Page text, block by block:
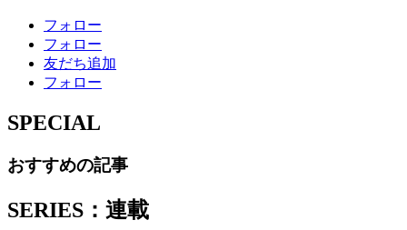
フォロー
フォロー
友だち追加
フォロー
SPECIAL
おすすめの記事
SERIES：連載